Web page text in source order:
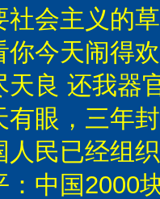
社会主义的
你今天闹得
天良 还我器
有眼，三年
人民已经组
：中国2000